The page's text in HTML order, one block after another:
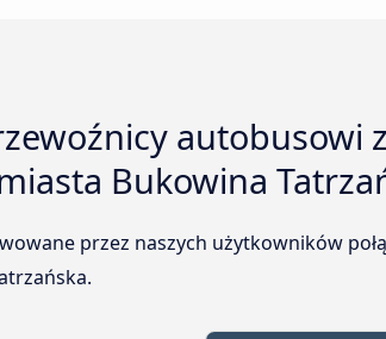
autobusowi
Bukowina
przez naszych użytkowników